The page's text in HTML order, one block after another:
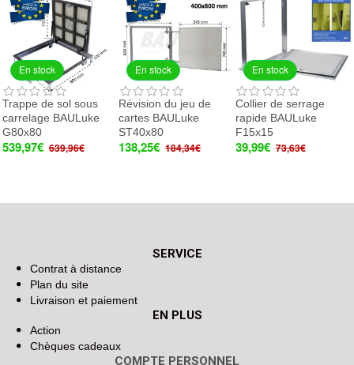
En stock
Trappe de sol sous
carrelage BAULuke
G80x80
539,97€ 639,96€
En stock
Révision du jeu de
cartes BAULuke
ST40x80
138,25€ 184,34€
En stock
Collier de serrage
rapide BAULuke
F15x15
39,99€ 73,63€
SERVICE
Contrat à distance
Plan du site
Livraison et paiement
EN PLUS
Action
Chèques cadeaux
COMPTE PERSONNEL